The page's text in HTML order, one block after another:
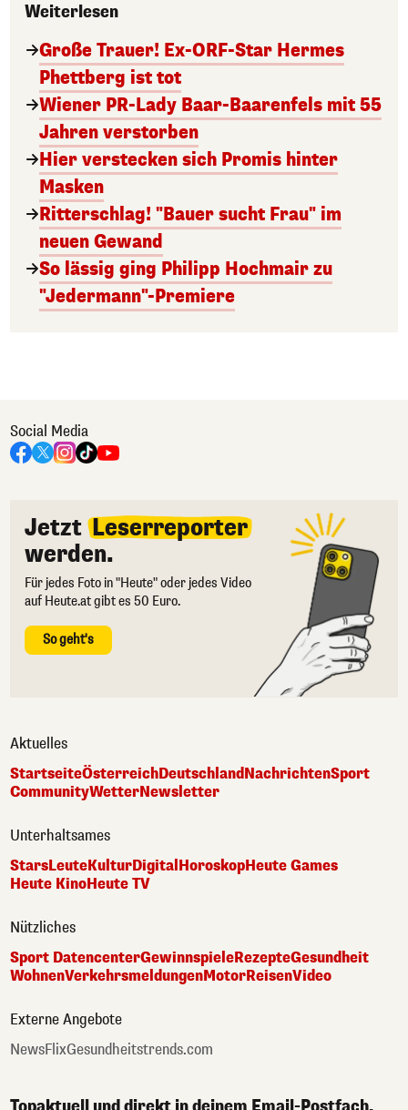
Weiterlesen
Große Trauer! Ex-ORF-Star Hermes
Phettberg ist tot
Wiener PR-Lady Baar-Baarenfels mit 55
Jahren verstorben
Hier verstecken sich Promis hinter
Masken
Ritterschlag! "Bauer sucht Frau" im
neuen Gewand
So lässig ging Philipp Hochmair zu
"Jedermann"-Premiere
Social Media
Jetzt Leserreporter
werden.
Für jedes Foto in "Heute" oder jedes Video
auf Heute.at gibt es 50 Euro.
So geht's
Aktuelles
StartseiteÖsterreichDeutschlandNachrichtenSport
CommunityWetterNewsletter
Unterhaltsames
StarsLeuteKulturDigital HoroskopHeute Games
Heute KinoHeute TV
Nützliches
Sport DatencenterGewinnspieleRezepteGesundheit
WohnenVerkehrsmeldungenMotorReisenVideo
Externe Angebote
NewsFlixGesundheitstrends.com